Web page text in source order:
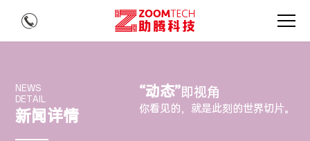
NEWS
DETAIL
新闻详情
“动态”即视角
你看见的，就是此刻的世界切片。